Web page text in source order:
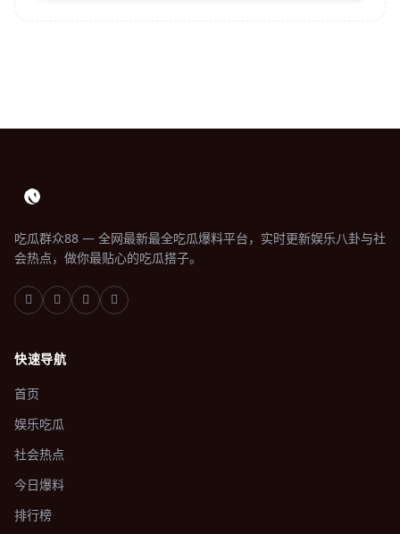
吃瓜群众88 — 全网最新最全吃瓜爆料平台，实时更新娱乐八卦与社
会热点，做你最贴心的吃瓜搭子。
快速导航
首页
娱乐吃瓜
社会热点
今日爆料
排行榜